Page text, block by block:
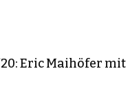
Eric Maihöfer mit